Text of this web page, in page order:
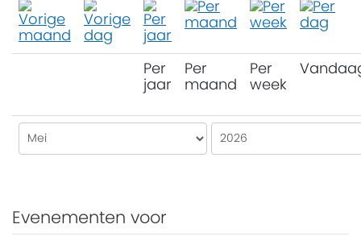
Per
jaar
Per
maand
Per
week
Evenementen voor